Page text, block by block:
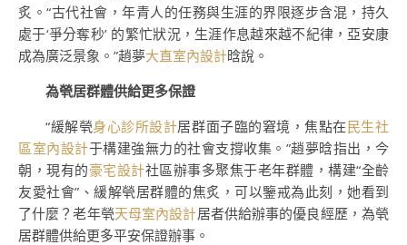
炙。“古代社會，年青人的任務與生涯的界限逐步含混，持久
處于‘爭分奪秒’ 的繁忙狀況，生涯作息越來越不紀律，亞安康
成為廣泛景象。”趙夢大直室內設計晗說。
為煢居群體供給更多保證
“緩解煢身心診所設計居群面子臨的窘境，焦點在民生社
區室內設計于構建強無力的社會支撐收集。”趙夢晗指出，今
朝，現有的豪宅設計社區辦事多聚焦于老年群體，構建“全齡
友愛社會”、緩解煢居群體的焦炙，可以鑒戒為此刻，她看到
了什麼？老年煢天母室內設計居者供給辦事的優良經歷，為煢
居群體供給更多平安保證辦事。